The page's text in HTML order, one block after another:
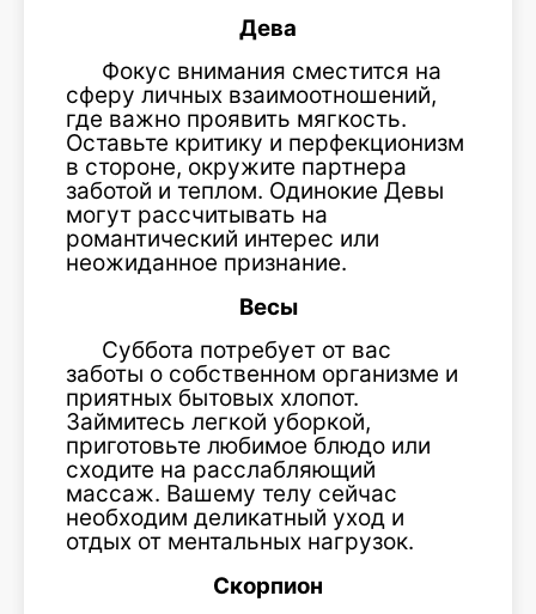
Дева
Фокус внимания сместится на
сферу личных взаимоотношений,
где важно проявить мягкость.
Оставьте критику и перфекционизм
в стороне, окружите партнера
заботой и теплом. Одинокие Девы
могут рассчитывать на
романтический интерес или
неожиданное признание.
Весы
Суббота потребует от вас
заботы о собственном организме и
приятных бытовых хлопот.
Займитесь легкой уборкой,
приготовьте любимое блюдо или
сходите на расслабляющий
массаж. Вашему телу сейчас
необходим деликатный уход и
отдых от ментальных нагрузок.
Скорпион